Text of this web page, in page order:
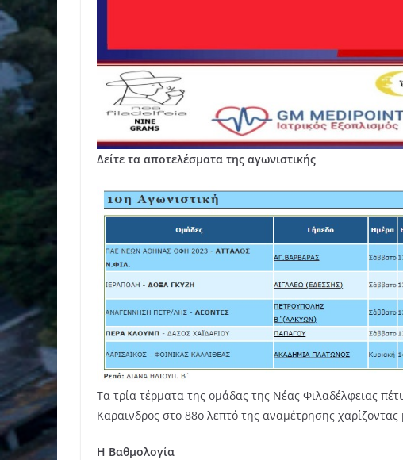
Δείτε τα αποτελέσματα της αγωνιστικής
Τα τρία τέρματα της ομάδας της Νέας Φιλαδέλφειας
Καραινδρος στο 88ο λεπτό της αναμέτρησης
Η Βαθμολογία